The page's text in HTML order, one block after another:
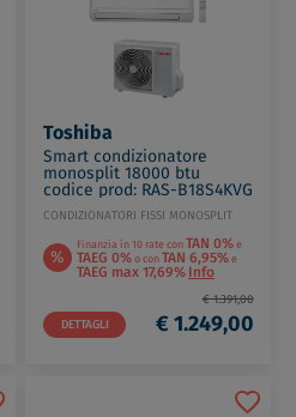
Toshiba
Smart condizionatore
monosplit 18000 btu
codice prod: RAS-B18S4KVG
RAS-18E2AVG-E
CONDIZIONATORI FISSI MONOSPLIT
% Finanzia in 10 rate conTAN 0%e
TAEG 0%o conTAN 6,95%e
TAEG max 17,69%Info
DETTAGLI
€ 1.391,00
€ 1.249,00